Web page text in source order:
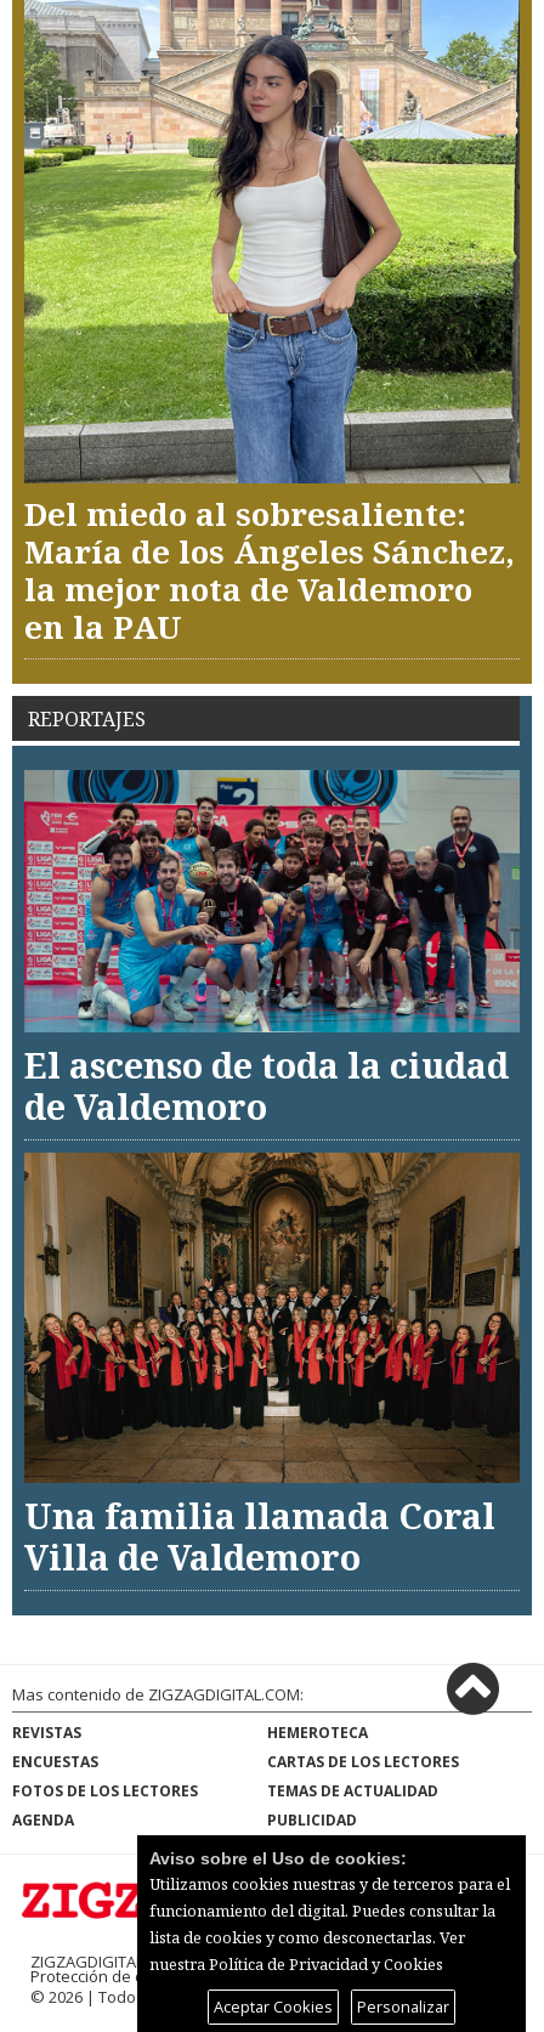
Del miedo al sobresaliente:
María de los Ángeles Sánchez,
la mejor nota de Valdemoro
en la PAU
REPORTAJES
El ascenso de toda la ciudad
de Valdemoro
Una familia llamada Coral
Villa de Valdemoro
Mas contenido de ZIGZAGDIGITAL.COM:
REVISTAS
HEMEROTECA
ENCUESTAS
CARTAS DE LOS LECTORES
FOTOS DE LOS LECTORES
TEMAS DE ACTUALIDAD
AGENDA
PUBLICIDAD
ZIGZAGDIGITAL.COM |Términos de uso|
Protección de datos|Mapa del sitio
© 2026 | Todos los derechos reservados
Aviso sobre el Uso de cookies:
Utilizamos cookies nuestras y de terceros para el
funcionamiento del digital. Puedes consultar la
lista de cookies y como desconectarlas. Ver
nuestra Política de Privacidad y Cookies
Aceptar Cookies
Personalizar